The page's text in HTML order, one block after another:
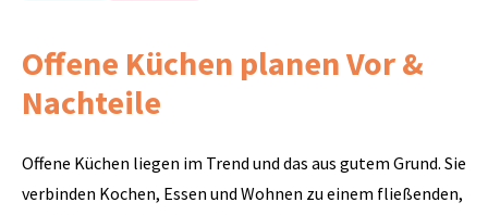
Offene Küchen planen Vor &
Nachteile
Offene Küchen liegen im Trend und das aus gutem Grund. Sie
verbinden Kochen, Essen und Wohnen zu einem fließenden,